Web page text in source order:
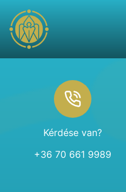
Kérdése van?
+36 70 661 9989